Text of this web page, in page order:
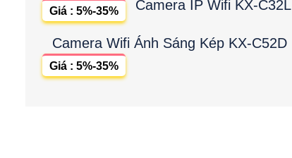
Camera IP Wifi KX-C32L
Giá : 5%-35%
Camera Wifi Ánh Sáng Kép KX-C52D
Giá : 5%-35%